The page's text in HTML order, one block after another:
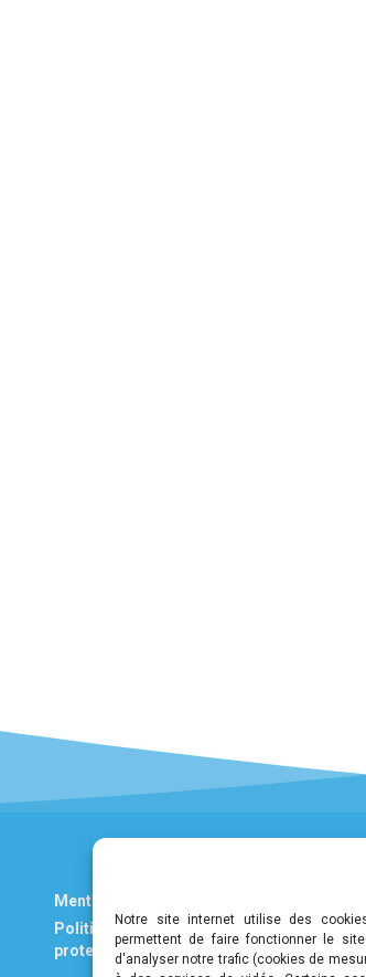
Notre site internet utilise des
permettent de faire fonctionner le
d'analyser notre trafic (cookies de
Mentions légales
Politique de confidentialité et de
protection des données personnelles